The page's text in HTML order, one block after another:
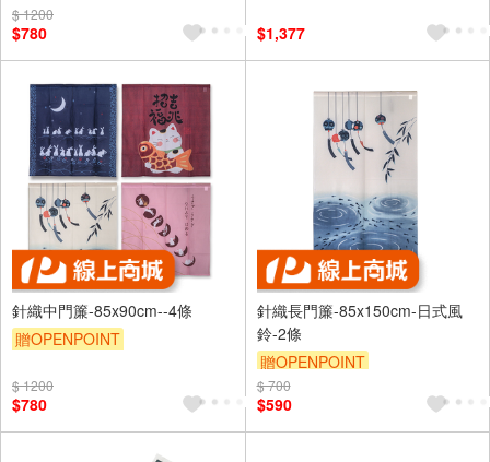
$ 1200
$780
$1,377
針織中門簾-85x90cm--4條
贈OPENPOINT
$ 1200
$780
針織長門簾-85x150cm-日式風
鈴-2條
贈OPENPOINT
$ 700
$590